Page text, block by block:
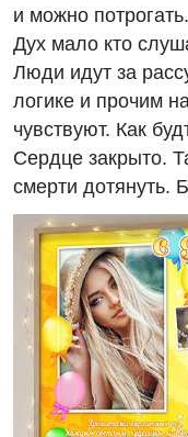
и можно
Дух мало кто
Люди идут за
логике и прочим
чувствуют. Как
Сердце закрыто.
смерти дотянуть.